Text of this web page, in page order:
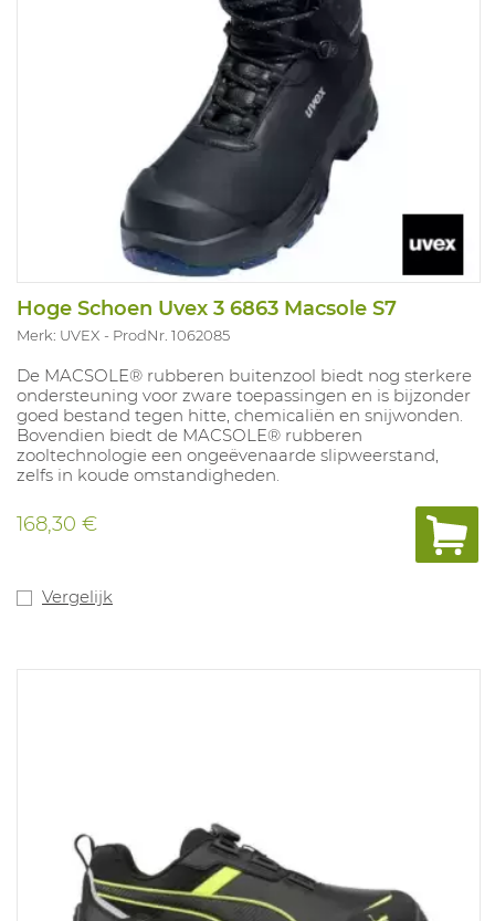
Hoge Schoen Uvex 3 6863 Macsole S7
Merk: UVEX ProdNr. 1062085
De MACSOLE® rubberen buitenzool biedt nog sterkere
ondersteuning voor zware toepassingen en is bijzonder
goed bestand tegen hitte, chemicaliën en snijwonden.
Bovendien biedt de MACSOLE® rubberen
zooltechnologie een ongeëvenaarde slipweerstand,
zelfs in koude omstandigheden.
168,30 €
Vergelijk